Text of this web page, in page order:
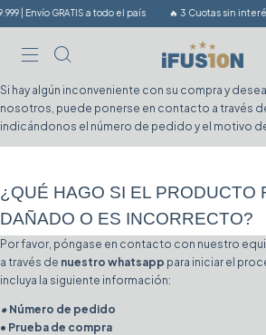
| Envío GRATIS a todo el país 🔥 3 Cuotas sin
Si hay algún inconveniente con su compra y
nosotros, puede ponerse en contacto a través
indicándonos el número de pedido y el motivo
¿QUÉ HAGO SI EL PRODUCTO
DAÑADO O ES INCORRECTO?
Por favor, póngase en contacto con nuestro
a través de nuestro whatsapp para iniciar el
incluya la siguiente información:
• Número de pedido
• Prueba de compra